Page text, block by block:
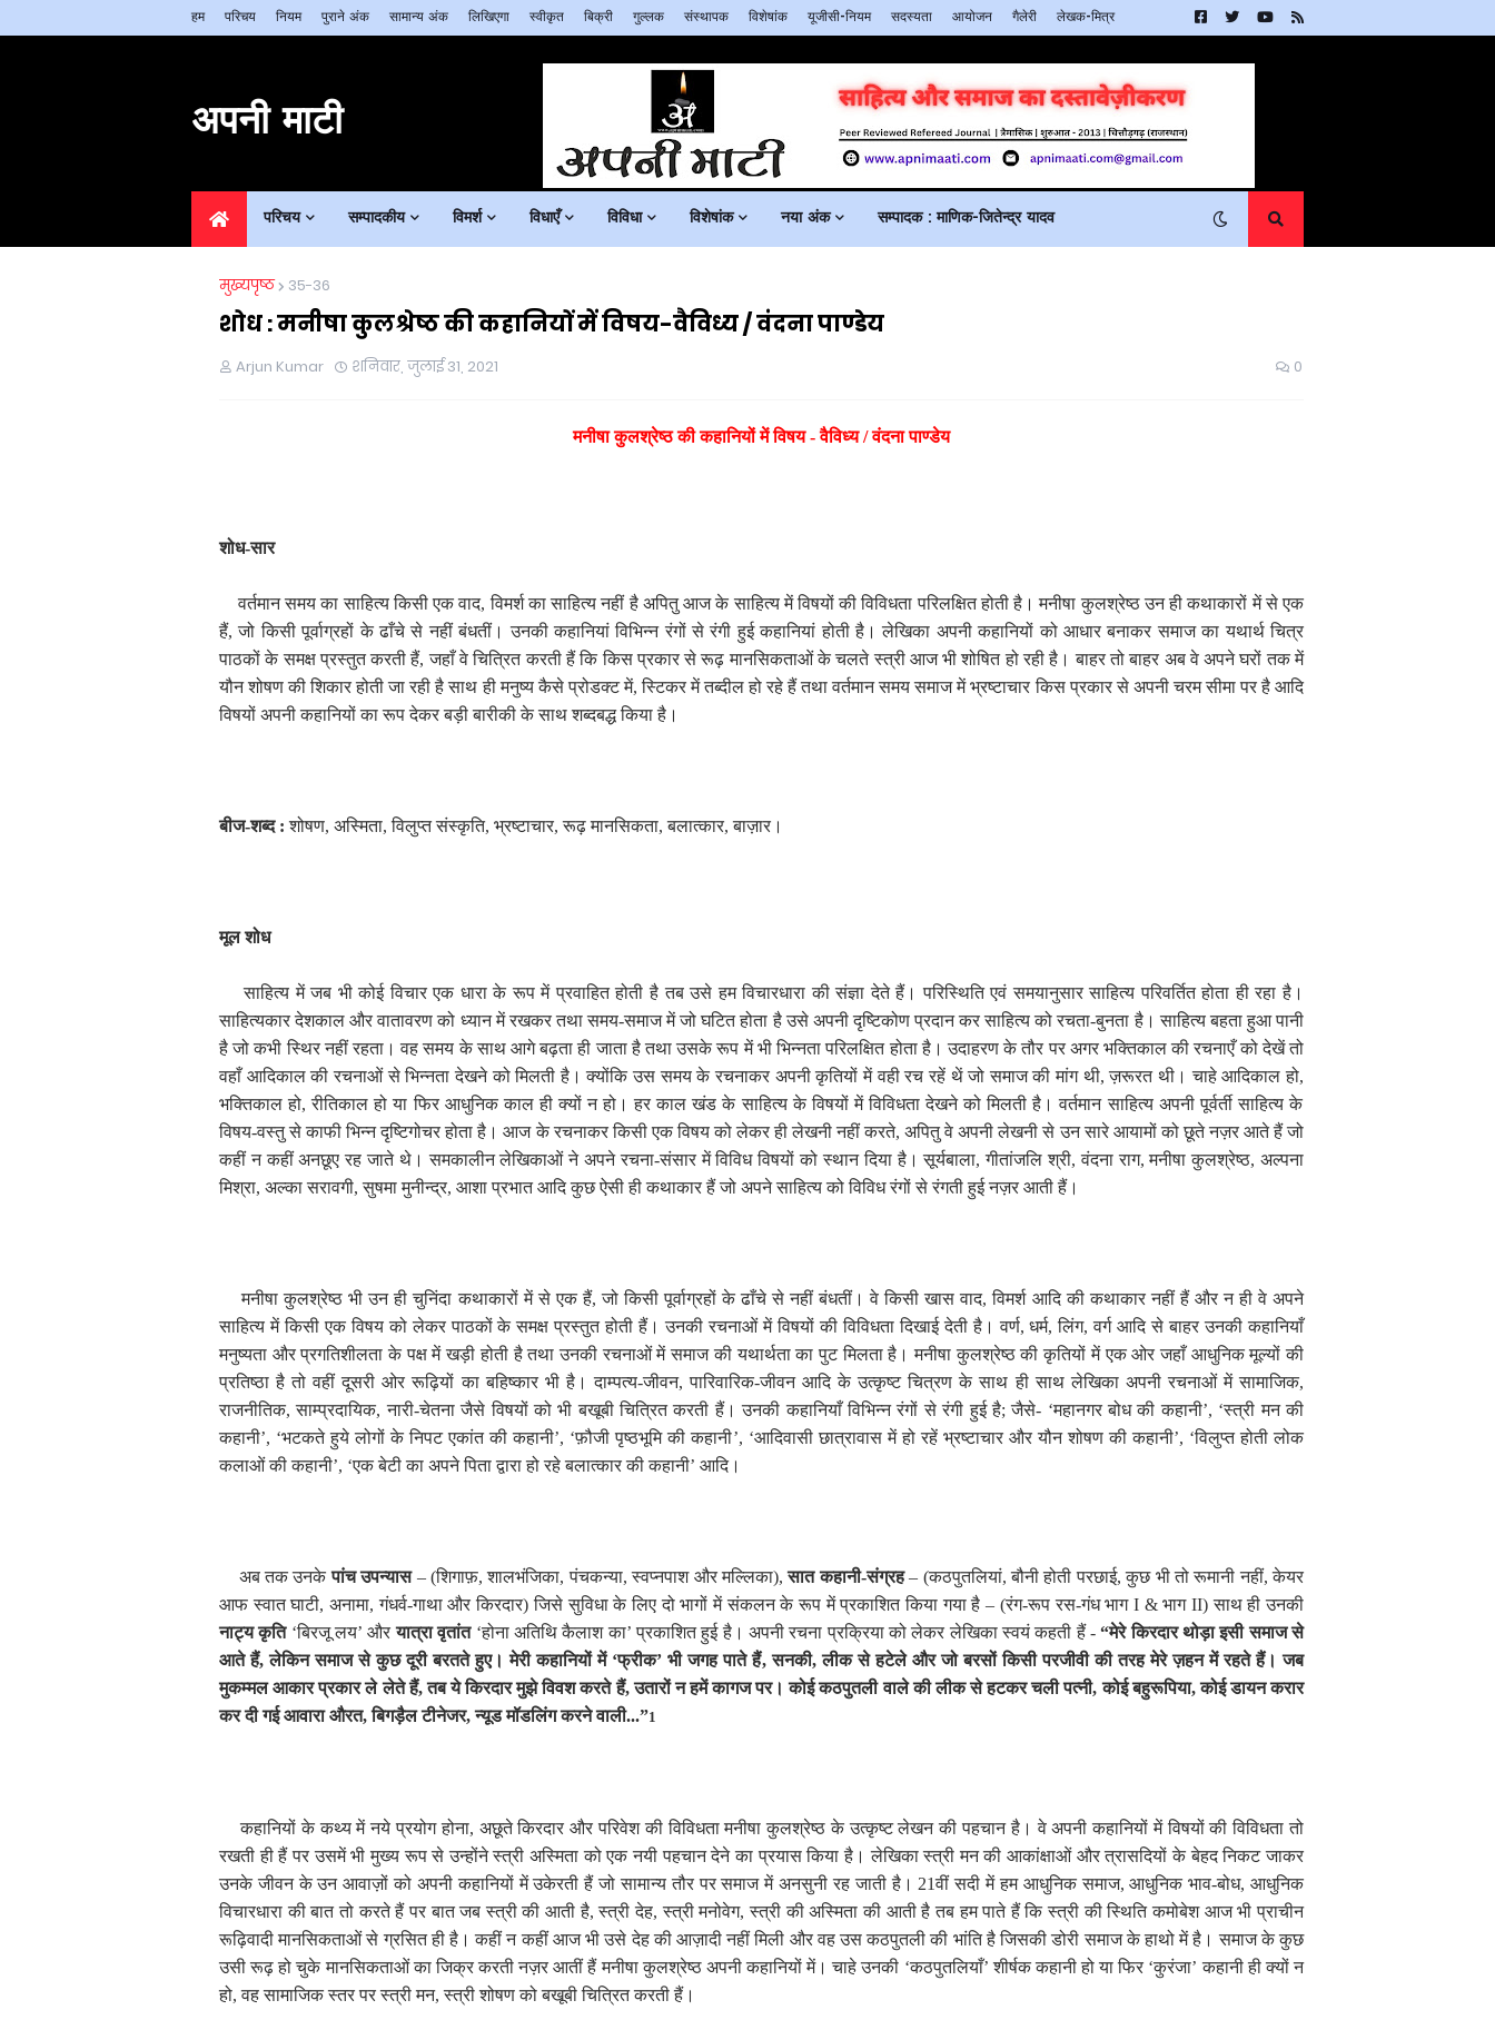
हम परिचय नियम पुराने अंक सामान्य अंक लिखिएगा स्वीकृत बिक्री गुल्लक संस्थापक विशेषांक यूजीसी-नियम सदस्यता आयोजन गैलेरी लेखक-मित्र
अपनी माटी
परिचय सम्पादकीय विमर्श विधाएँ विविधा विशेषांक नया अंक सम्पादक : माणिक-जितेन्द्र यादव
मुख्यपृष्ठ 35-36
शोध : मनीषा कुलश्रेष्ठ की कहानियों में विषय-वैविध्य / वंदना पाण्डेय
Arjun Kumar शनिवार, जुलाई 31, 2021 0
मनीषा कुलश्रेष्ठ की कहानियों में विषय - वैविध्य / वंदना पाण्डेय
शोध-सार
वर्तमान समय का साहित्य किसी एक वाद,विमर्श का साहित्य नहीं है अपितु आज के साहित्य में विषयों की विविधता परिलक्षित होती है। मनीषा कुलश्रेष्ठ उन ही कथाकारों में से एक
हैं, जो किसी पूर्वाग्रहों के ढाँचे से नहीं बंधतीं। उनकी कहानियां विभिन्न रंगों से रंगी हुई कहानियां होती है। लेखिका अपनी कहानियों को आधार बनाकर समाज का यथार्थ चित्र
पाठकों के समक्ष प्रस्तुत करती हैं, जहाँ वे चित्रित करती हैं कि किस प्रकार से रूढ़ मानसिकताओं के चलते स्त्री आज भी शोषित हो रही है। बाहर तो बाहर अब वे अपने घरों तक में
यौन शोषण की शिकार होती जा रही है साथ ही मनुष्य कैसे प्रोडक्ट में,स्टिकर में तब्दील हो रहे हैं तथा वर्तमान समय समाज में भ्रष्टाचार किस प्रकार से अपनी चरम सीमा पर है आदि
विषयों अपनी कहानियों का रूप देकर बड़ी बारीकी के साथ शब्दबद्ध किया है।
बीज-शब्द : शोषण, अस्मिता,विलुप्त संस्कृति, भ्रष्टाचार,रूढ़ मानसिकता,बलात्कार,बाज़ार।
मूल शोध
साहित्य में जब भी कोई विचार एक धारा के रूप में प्रवाहित होती है तब उसे हम विचारधारा की संज्ञा देते हैं। परिस्थिति एवं समयानुसार साहित्य परिवर्तित होता ही रहा है।
साहित्यकार देशकाल और वातावरण को ध्यान में रखकर तथा समय-समाज में जो घटित होता है उसे अपनी दृष्टिकोण प्रदान कर साहित्य को रचता-बुनता है। साहित्य बहता हुआ पानी
है जो कभी स्थिर नहीं रहता। वह समय के साथ आगे बढ़ता ही जाता है तथा उसके रूप में भी भिन्नता परिलक्षित होता है। उदाहरण के तौर पर अगर भक्तिकाल की रचनाएँ को देखें तो
वहाँ आदिकाल की रचनाओं से भिन्नता देखने को मिलती है। क्योंकि उस समय के रचनाकर अपनी कृतियों में वही रच रहें थें जो समाज की मांग थी, ज़रूरत थी। चाहे आदिकाल हो,
भक्तिकाल हो, रीतिकाल हो या फिर आधुनिक काल ही क्यों न हो। हर काल खंड के साहित्य के विषयों में विविधता देखने को मिलती है।वर्तमान साहित्य अपनी पूर्वर्ती साहित्य के
विषय-वस्तु से काफी भिन्न दृष्टिगोचर होता है। आज के रचनाकर किसी एक विषय को लेकर ही लेखनी नहीं करते, अपितु वे अपनी लेखनी से उन सारे आयामों को छूते नज़र आते हैं जो
कहीं न कहीं अनछूए रह जाते थे। समकालीन लेखिकाओं ने अपने रचना-संसार में विविध विषयों को स्थान दिया है। सूर्यबाला, गीतांजलि श्री, वंदना राग, मनीषा कुलश्रेष्ठ,अल्पना
मिश्रा, अल्का सरावगी, सुषमा मुनीन्द्र, आशा प्रभात आदि कुछ ऐसी ही कथाकार हैं जो अपने साहित्य को विविध रंगों से रंगती हुई नज़र आती हैं।
मनीषा कुलश्रेष्ठ भी उन ही चुनिंदा कथाकारों में से एक हैं, जो किसी पूर्वाग्रहों के ढाँचे से नहीं बंधतीं। वे किसी खास वाद, विमर्श आदि की कथाकार नहीं हैं और न ही वे अपने
साहित्य में किसी एक विषय को लेकर पाठकों के समक्ष प्रस्तुत होती हैं। उनकी रचनाओं में विषयों की विविधता दिखाई देती है। वर्ण, धर्म, लिंग, वर्ग आदि से बाहर उनकी कहानियाँ
मनुष्यता और प्रगतिशीलता के पक्ष में खड़ी होती है तथा उनकी रचनाओं में समाज की यथार्थता का पुट मिलता है।मनीषा कुलश्रेष्ठ की कृतियों में एक ओर जहाँ आधुनिक मूल्यों की
प्रतिष्ठा है तो वहीं दूसरी ओर रूढ़ियों का बहिष्कार भी है। दाम्पत्य-जीवन,पारिवारिक-जीवन आदि के उत्कृष्ट चित्रण के साथ ही साथ लेखिका अपनी रचनाओं में सामाजिक,
राजनीतिक,साम्प्रदायिक,नारी-चेतना जैसे विषयों को भी बखूबी चित्रित करती हैं। उनकी कहानियाँ विभिन्न रंगों से रंगी हुई है; जैसे- ‘महानगर बोध की कहानी’, ‘स्त्री मन की
कहानी’, ‘भटकते हुये लोगों के निपट एकांत की कहानी’, ‘फ़ौजी पृष्ठभूमि की कहानी’, ‘आदिवासी छात्रावास में हो रहें भ्रष्टाचार और यौन शोषण की कहानी’, ‘विलुप्त होती लोक
कलाओं की कहानी’, ‘एक बेटी का अपने पिता द्वारा हो रहे बलात्कार की कहानी’ आदि।
अब तक उनकेपांच उपन्यास– (शिगाफ़,शालभंजिका,पंचकन्या,स्वप्नपाश और मल्लिका),सात कहानी-संग्रह– (कठपुतलियां,बौनी होती परछाई,कुछ भी तो रूमानी नहीं,केयर
आफ स्वात घाटी,अनामा,गंधर्व-गाथा और किरदार) जिसे सुविधा के लिए दो भागों में संकलन के रूप में प्रकाशित किया गया है – (रंग-रूप रस-गंध भाग I & भाग II)साथ ही उनकी
नाट्य कृति ‘बिरजू लय’ औरयात्रा वृतांत ‘होना अतिथि कैलाश का’ प्रकाशित हुई है। अपनी रचना प्रक्रिया को लेकर लेखिका स्वयं कहती हैं- “मेरे किरदार थोड़ा इसी समाज से
आते हैं,लेकिन समाज से कुछ दूरी बरतते हुए। मेरी कहानियों में ‘फ्रीक’भी जगह पाते हैं,सनकी,लीक से हटेले और जो बरसों किसी परजीवी की तरह मेरे ज़हन में रहते हैं। जब
मुकम्मल आकार प्रकार ले लेते हैं,तब ये किरदार मुझे विवश करते हैं,उतारों न हमें कागज पर। कोई कठपुतली वाले की लीक से हटकर चली पत्नी, कोई बहुरूपिया,कोई डायन करार
कर दी गई आवारा औरत,बिगड़ैल टीनेजर,न्यूड मॉडलिंग करने वाली...”1
कहानियों के कथ्य में नये प्रयोग होना, अछूते किरदार और परिवेश की विविधता मनीषा कुलश्रेष्ठ के उत्कृष्ट लेखन की पहचान है। वे अपनी कहानियों में विषयों की विविधता तो
रखती ही हैं पर उसमें भी मुख्य रूप से उन्होंने स्त्री अस्मिता को एक नयी पहचान देने का प्रयास किया है। लेखिका स्त्री मन की आकांक्षाओं और त्रासदियों के बेहद निकट जाकर
उनके जीवन के उन आवाज़ों को अपनी कहानियों में उकेरती हैं जो सामान्य तौर पर समाज में अनसुनी रह जाती है। 21वीं सदी में हम आधुनिक समाज, आधुनिक भाव-बोध, आधुनिक
विचारधारा की बात तो करते हैं पर बात जब स्त्री की आती है, स्त्री देह, स्त्री मनोवेग, स्त्री की अस्मिता की आती है तब हम पाते हैं कि स्त्री की स्थिति कमोबेश आज भी प्राचीन
रूढ़िवादी मानसिकताओं से ग्रसित ही है। कहीं न कहीं आज भी उसे देह की आज़ादी नहीं मिली और वह उस कठपुतली की भांति है जिसकी डोरी समाज के हाथो में है। समाज के कुछ
उसी रूढ़ हो चुके मानसिकताओं का जिक्र करती नज़र आतीं हैं मनीषा कुलश्रेष्ठ अपनी कहानियों में। चाहे उनकी ‘कठपुतलियाँ’ शीर्षक कहानी हो या फिर ‘कुरंजा’ कहानी ही क्यों न
हो, वह सामाजिक स्तर पर स्त्री मन, स्त्री शोषण को बखूबी चित्रित करती हैं।